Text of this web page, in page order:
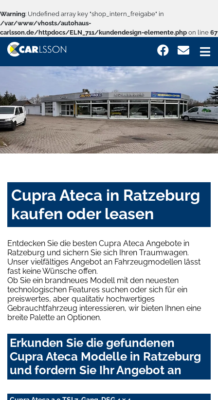
Warning: Undefined array key "shop_intern_freigabe" in
/var/www/vhosts/autohaus-
carlsson.de/httpdocs/ELN_711/kundendesign-elemente.php on line 67
Cupra Ateca in Ratzeburg
kaufen oder leasen
Entdecken Sie die besten Cupra Ateca Angebote in
Ratzeburg und sichern Sie sich Ihren Traumwagen.
Unser vielfältiges Angebot an Fahrzeugmodellen lässt
fast keine Wünsche offen.
Ob Sie ein brandneues Modell mit den neuesten
technologischen Features suchen oder sich für ein
preiswertes, aber qualitativ hochwertiges
Gebrauchtfahrzeug interessieren, wir bieten Ihnen eine
breite Palette an Optionen.
Erkunden Sie die gefundenen
Cupra Ateca Modelle in Ratzeburg
und fordern Sie Ihr Angebot an